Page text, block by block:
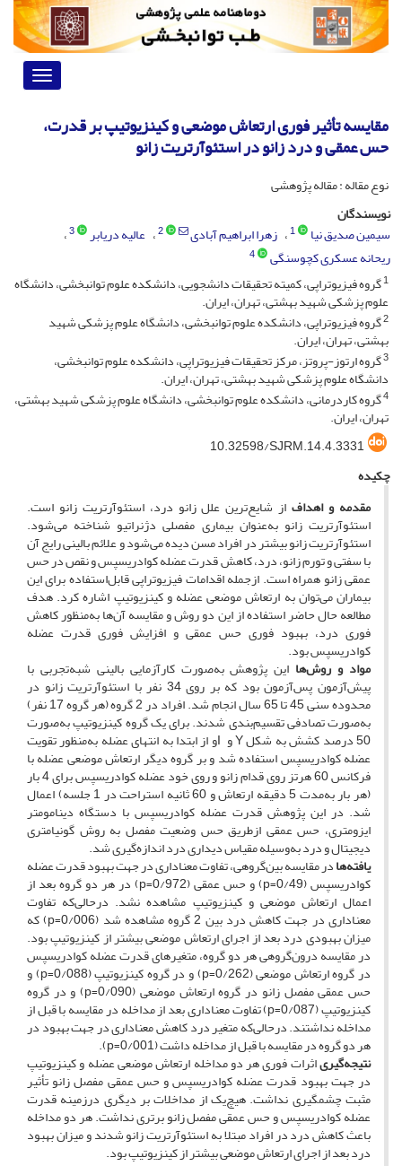
Toggle
مقایسه تأثیر فوری ارتعاش موضعی و کینزیوتیپ بر قدرت،
حس عمقی و درد زانو در استئوآرتریت زانو
نوع مقاله : مقاله پژوهشی
نویسندگان
سیمین صدیق نیا
1 زهرا ابراهیم آبادی 2 عالیه دریابر 3
ریحانه عسکری کچوسنگی
4
1گروه فیزیوتراپی، کمیته تحقیقات دانشجویی، دانشکده علوم توانبخشی، دانشگاه
علوم پزشکی شهید بهشتی، تهران، ایران.
2گروه فیزیوتراپی، دانشکده علوم توانبخشی، دانشگاه علوم پزشکی شهید
بهشتی، تهران، ایران.
3گروه ارتوز-پروتز، مرکز تحقیقات فیزیوتراپی، دانشکده علوم توانبخشی،
دانشگاه علوم پزشکی شهید بهشتی، تهران، ایران.
4گروه کاردرمانی، دانشکده علوم توانبخشی، دانشگاه علوم پزشکی شهید بهشتی،
تهران، ایران.
10.32598/SJRM.14.4.3331
چکیده
مقدمه و اهدافاز شایع‌ترین علل زانو درد، استئوآرتریت زانو است.
استئوآرتریت زانو به‌عنوان بیماری مفصلی دژنراتیو شناخته می‌شود.
استئوآرتریت زانو بیشتر در افراد مسن دیده می‌شود و علائم بالینی رایج آن
با سفتی و تورم زانو، درد، کاهش قدرت عضله کوادریسپس و نقص در حس
عمقی زانو همراه است. از‌جمله اقدامات فیزیوتراپی قابل‌استفاده برای این
بیماران می‌توان به ارتعاش موضعی عضله و کینزیوتیپ اشاره کرد. هدف
مطالعه حال حاضر استفاده از این دو روش و مقایسه آن‌ها به‌منظور کاهش
فوری درد، بهبود فوری حس عمقی و افزایش فوری قدرت عضله
کوادریسپس بود.
مواد و روش‌ها این پژوهش به‌صورت کارآزمایی بالینی شبه‌تجربی با
پیش‌آزمون پس‌آزمون بود که بر روی 34 نفر با استئوآرتریت زانو در
محدوده سنی 45 تا 65 سال انجام شد. افراد در 2 گروه (هر گروه 17 نفر)
به‌صورت تصادفی تقسیم‌بندی شدند. برای یک گروه کینزیوتیپ به‌صورت
50 درصد کشش به شکل Y و Iو از ابتدا به انتهای عضله به‌منظور تقویت
عضله کوادریسپس استفاده شد و بر گروه دیگر ارتعاش موضعی عضله با
فرکانس 60 هرتز روی قدام زانو و روی خود عضله کوادریسپس برای 4 بار
(هر بار به‌مدت 5 دقیقه ارتعاش و 60 ثانیه استراحت در 1 جلسه) اعمال
شد. در این پژوهش قدرت عضله کوادریسپس با دستگاه دینامومتر
ایزومتری، حس عمقی ازطریق حس وضعیت مفصل به روش گونیامتری
دیجیتال و درد به‌وسیله مقیاس دیداری درد اندازه‌گیری شد.
یافته‌هادر مقایسه بین‌گروهی، تفاوت معناداری در جهت بهبود قدرت عضله
کوادریسپس (p=0/49) و حس عمقی (p=0/972) در هر دو گروه بعد از
اعمال ارتعاش موضعی و کینزیوتیپ مشاهده نشد. در‌حالی‌که تفاوت
معناداری در جهت کاهش درد بین 2 گروه مشاهده شد (p=0/006) که
میزان بهبودی درد بعد از اجرای ارتعاش موضعی بیشتر از کینزیوتیپ بود.
در مقایسه درون‌گروهی هر دو گروه، متغیرهای قدرت عضله کوادریسپس
در گروه ارتعاش موضعی (p=0/262) و در گروه کینزیوتیپ (p=0/088) و
حس عمقی مفصل زانو در گروه ارتعاش موضعی (p=0/090) و در گروه
کینزیوتیپ (p=0/087) تفاوت معناداری بعد از مداخله در مقایسه با قبل از
مداخله نداشتند. درحالی‌که متغیر درد کاهش معناداری در جهت بهبود در
هر دو گروه در مقایسه با قبل از مداخله داشت (p=0/001).
نتیجه‌گیریاثرات فوری هر دو مداخله ارتعاش موضعی عضله و کینزیوتیپ
در جهت بهبود قدرت عضله کوادریسپس و حس عمقی مفصل زانو تأثیر
مثبت چشمگیری نداشت. هیچ‌یک از مداخلات بر دیگری درزمینه قدرت
عضله کوادریسپس و حس عمقی مفصل زانو برتری نداشت. هر دو مداخله
باعث کاهش درد در افراد مبتلا به استئوآرتریت زانو شدند و میزان بهبود
درد بعد از اجرای ارتعاش موضعی بیشتر از کینزیوتیپ بود.